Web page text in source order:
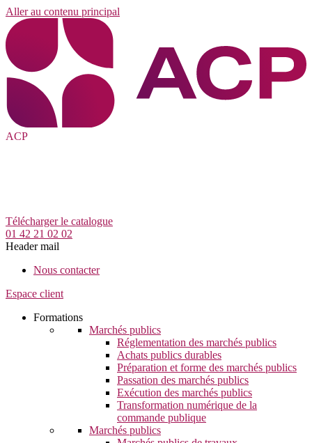
Aller au contenu principal
ACP
Télécharger le catalogue
01 42 21 02 02
Header mail
Nous contacter
Espace client
Formations
Marchés publics
Réglementation des marchés publics
Achats publics durables
Préparation et forme des marchés publics
Passation des marchés publics
Exécution des marchés publics
Transformation numérique de la
commande publique
Marchés publics